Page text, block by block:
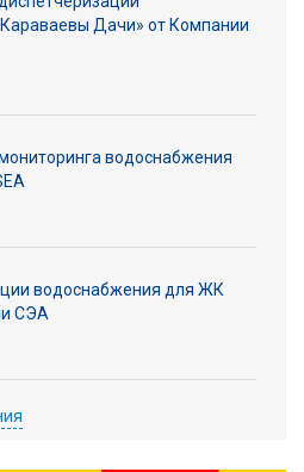
Дачи» от Компании
водоснабжения
водоснабжения для ЖК
СЭА